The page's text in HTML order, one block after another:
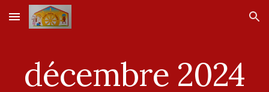
Skip to main content Skip to navigation
décembre 2024